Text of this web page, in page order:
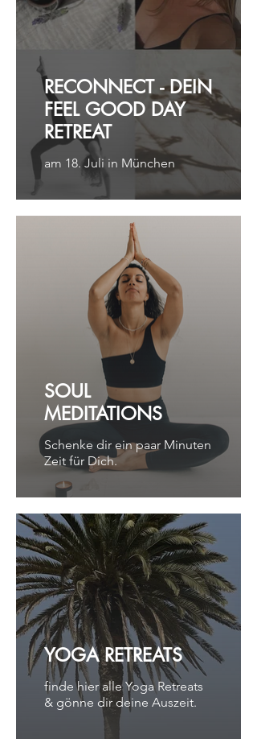
RECONNECT - DEIN
FEEL GOOD DAY
RETREAT
am 18. Juli in München
SOUL
MEDITATIONS
Schenke dir ein paar Minuten
Zeit für Dich.
YOGA RETREATS
finde hier alle Yoga Retreats
& gönne dir deine Auszeit.